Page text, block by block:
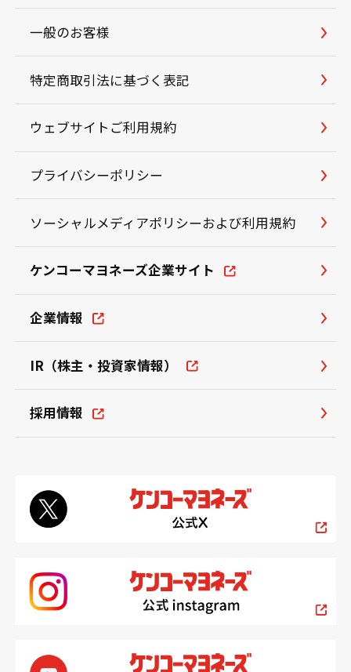
一般のお客様
特定商取引法に基づく表記
ウェブサイトご利用規約
プライバシーポリシー
ソーシャルメディアポリシーおよび利用規約
ケンコーマヨネーズ企業サイト
企業情報
IR（株主・投資家情報）
採用情報